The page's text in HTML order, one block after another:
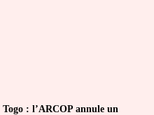
Togo : l’ARCOP annule un